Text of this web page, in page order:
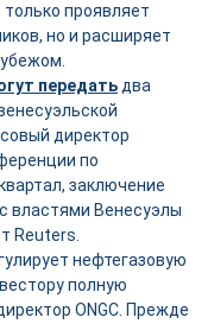
проявляет
но и расширяет
передать два
директор
по
заключение
властями Венесуэлы
Reuters.
нефтегазовую
полную
ONGC. Прежде